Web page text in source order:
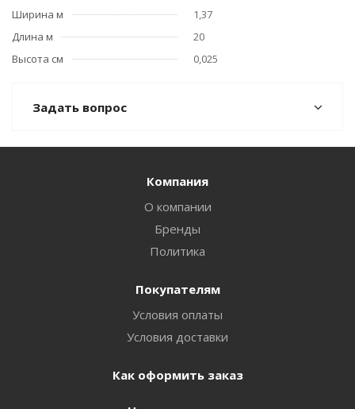
Ширина м
1,37
Длина м
20
Высота см
0,025
Задать вопрос
Компания
О компании
Бренды
Политика
Покупателям
Условия оплаты
Условия доставки
Как оформить заказ